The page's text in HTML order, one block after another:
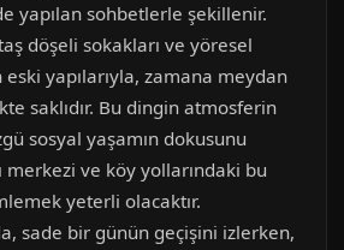
yapılan sohbetlerle şekillenir.
döşeli sokakları ve yöresel
yapılarıyla, zamana meydan
saklıdır. Bu dingin atmosferin
sosyal yaşamın dokusunu
merkezi ve köy yollarındaki bu
yeterli olacaktır.
sade bir günün geçişini izlerken,